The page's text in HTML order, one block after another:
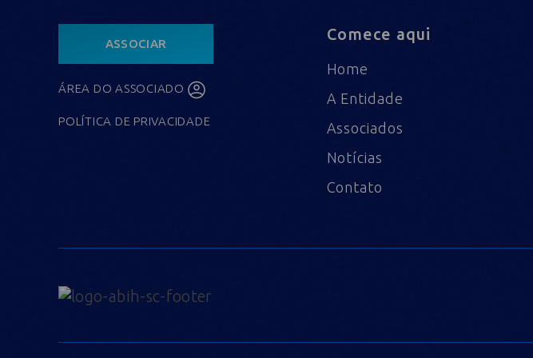
ASSOCIAR
ÁREA DO ASSOCIADO
POLÍTICA DE PRIVACIDADE
Comece aqui
Home
A Entidade
Associados
Notícias
Contato